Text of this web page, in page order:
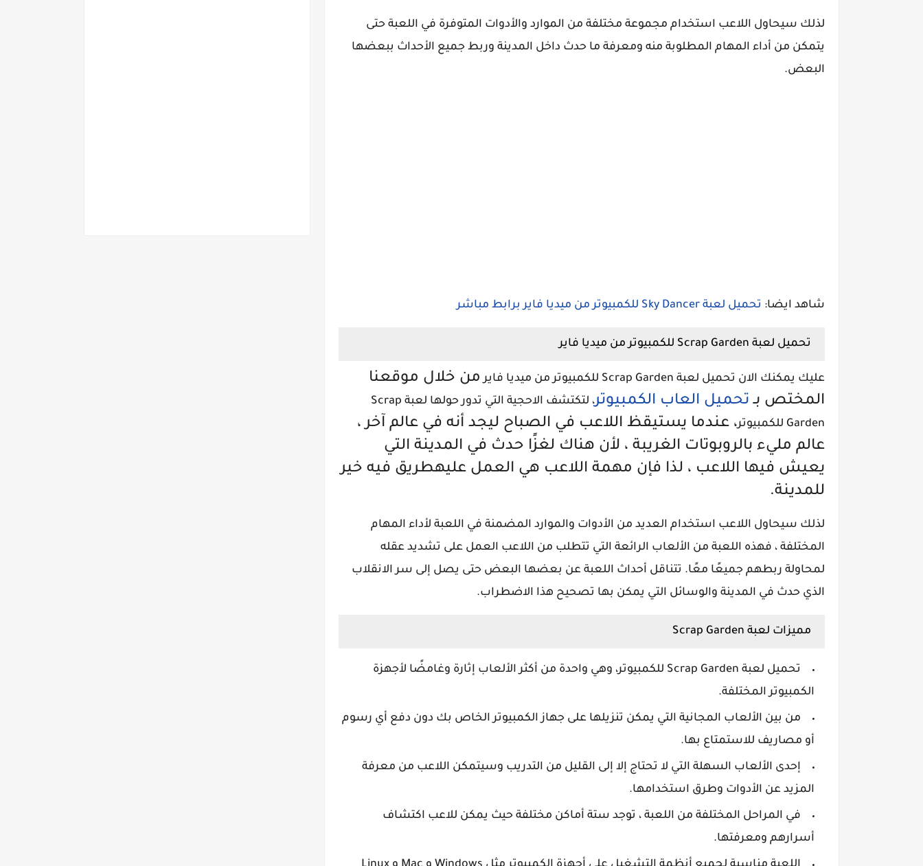
لذلك سيحاول اللاعب استخدام مجموعة مختلفة من الموارد والأدوات المتوفرة في اللعبة حتى
يتمكن من أداء المهام المطلوبة منه ومعرفة ما حدث داخل المدينة وربط جميع الأحداث ببعضها
البعض.
شاهد ايضا: تحميل لعبة Sky Dancer للكمبيوتر من ميديا فاير برابط مباشر
تحميل لعبة Scrap Garden للكمبيوتر من ميديا فاير
عليك يمكنك الان تحميل لعبة Scrap Garden للكمبيوتر من ميديا فاير
من خلال موقعنا
المختص بـ تحميل العاب الكمبيوتر
، لتكتشف الاحجية التي تدور حولها لعبة Scrap
Garden للكمبيوتر
، عندما يستيقظ اللاعب في الصباح ليجد أنه في عالم آخر ،
عالم مليء بالروبوتات الغريبة ، لأن هناك لغزًا حدث في المدينة التي
يعيش فيها اللاعب ، لذا فإن مهمة اللاعب هي العمل عليهطريق فيه خير
للمدينة.
لذلك سيحاول اللاعب استخدام العديد من الأدوات والموارد المضمنة في اللعبة لأداء المهام
المختلفة ، فهذه اللعبة من الألعاب الرائعة التي تتطلب من اللاعب العمل على تشديد عقله
لمحاولة ربطهم جميعًا معًا. تتناقل أحداث اللعبة عن بعضها البعض حتى يصل إلى سر الانقلاب
الذي حدث في المدينة والوسائل التي يمكن بها تصحيح هذا الاضطراب.
مميزات لعبة Scrap Garden
تحميل لعبة Scrap Garden للكمبيوتر، وهي واحدة من أكثر الألعاب إثارة وغامضًا لأجهزة
الكمبيوتر المختلفة.
من بين الألعاب المجانية التي يمكن تنزيلها على جهاز الكمبيوتر الخاص بك دون دفع أي رسوم
أو مصاريف للاستمتاع بها.
إحدى الألعاب السهلة التي لا تحتاج إلا إلى القليل من التدريب وسيتمكن اللاعب من معرفة
المزيد عن الأدوات وطرق استخدامها.
في المراحل المختلفة من اللعبة ، توجد ستة أماكن مختلفة حيث يمكن للاعب اكتشاف
أسرارهم ومعرفتها.